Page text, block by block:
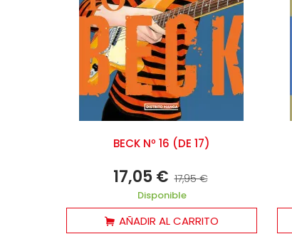
BECK Nº 16 (DE 17)
17,05 € 17,95 €
Disponible
AÑADIR AL CARRITO